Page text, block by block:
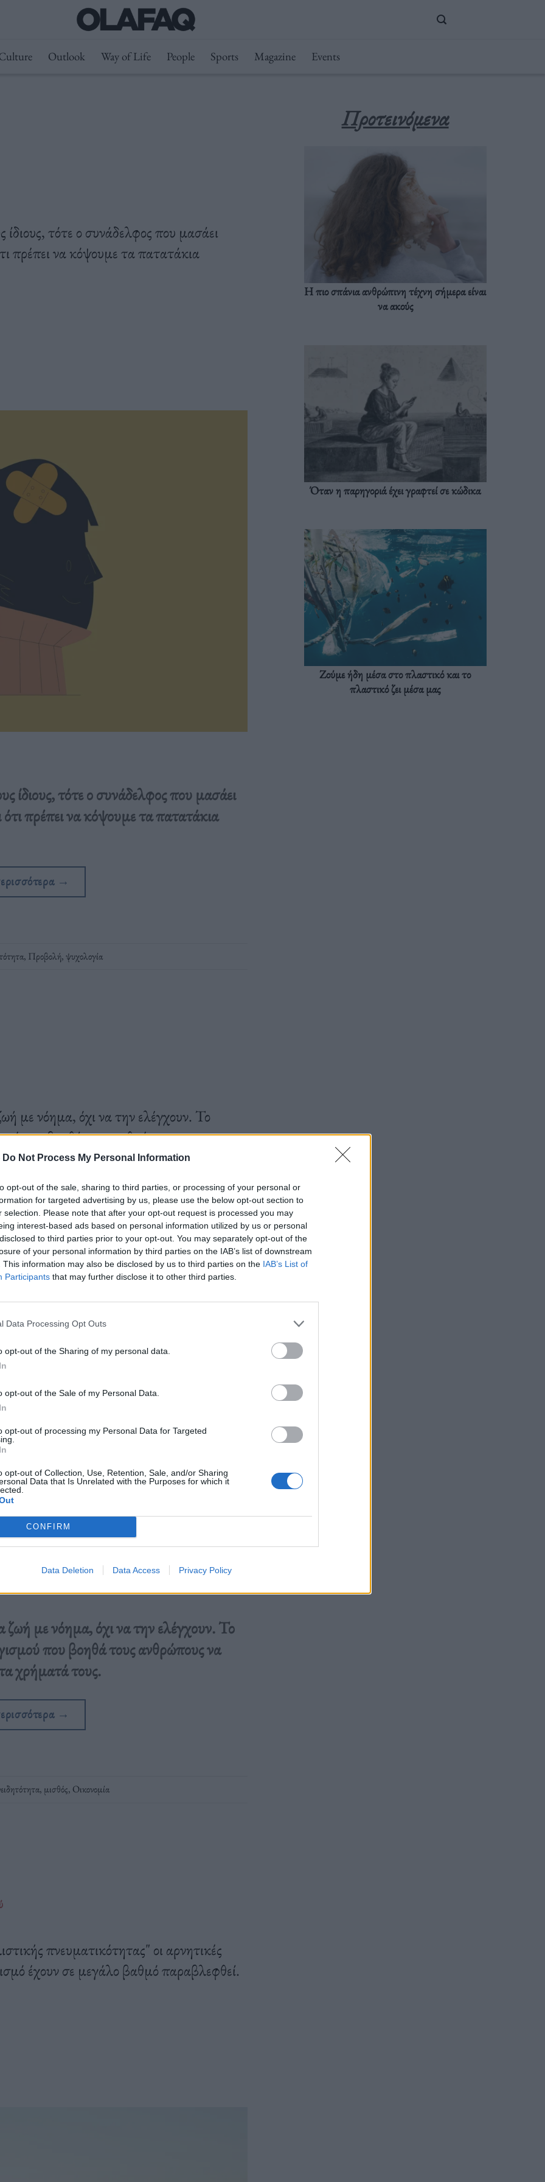
Do Not Process My Personal Information
opt-out of the sale, sharing to third parties, or processing of your personal or
for targeted advertising by us, please use the below opt-out section to
selection. Please note that after your opt-out request is processed you may
interest-based ads based on personal information utilized by us or personal
to third parties prior to your opt-out. You may separately opt-out of the
of your personal information by third parties on the IAB’s list of downstream
This information may also be disclosed by us to third parties on the IAB’s List of
Participants that may further disclose it to other third parties.
Data Processing Opt Outs
opt-out of the Sharing of my personal data.
opt-out of the Sale of my Personal Data.
opt-out of processing my Personal Data for Targeted
opt-out of Collection, Use, Retention, Sale, and/or Sharing
Data that Is Unrelated with the Purposes for which it
CONFIRM
Data Deletion Data Access Privacy Policy
Outlook Way of Life People Sports Magazine Events
ίδιους, τότε ο συνάδελφος που μασάει
πρέπει να κόψουμε τα πατατάκια
ίδιους, τότε ο συνάδελφος που μασάει
πρέπει να κόψουμε τα πατατάκια
→
, Προβολή,ψυχολογία
με νόημα, όχι να την ελέγχουν. Το
που βοηθά τους ανθρώπους να
χρήματά τους.
ζωή με νόημα, όχι να την ελέγχουν. Το
που βοηθά τους ανθρώπους να
χρήματά τους.
→
, μισθός, Οικονομία
πνευματικότητας" οι αρνητικές
έχουν σε μεγάλο βαθμό παραβλεφθεί.
Προτεινόμενα
Η πιο σπάνια ανθρώπινη τέχνη σήμερα είναι
να ακούς
Όταν η παρηγοριά έχει γραφτεί σε κώδικα
Ζούμε ήδη μέσα στο πλαστικό και το
πλαστικό ζει μέσα μας